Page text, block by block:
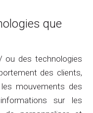
que
ou des technologies
des clients,
mouvements des
sur les